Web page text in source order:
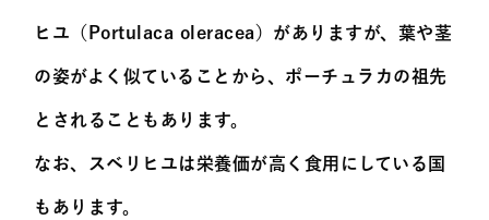
ヒユ（Portulaca oleracea）がありますが、葉や茎
の姿がよく似ていることから、ポーチュラカの祖先
とされることもあります。
なお、スベリヒユは栄養価が高く食用にしている国
もあります。